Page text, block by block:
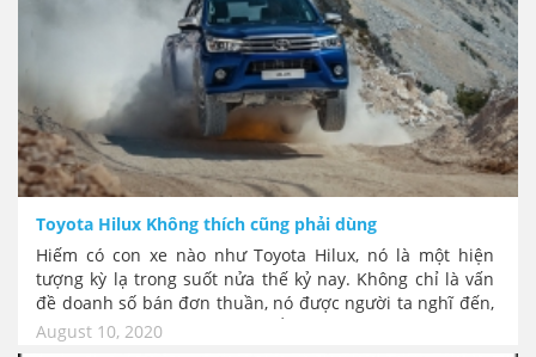
Toyota Hilux Không thích cũng phải dùng
Hiếm có con xe nào như Toyota Hilux, nó là một hiện
tượng kỳ lạ trong suốt nửa thế kỷ nay. Không chỉ là vấn
đề doanh số bán đơn thuần, nó được người ta nghĩ đến,
biết đến với khái niệm như kiểu “bất tử”, nhưng lại có vẻ
August 10, 2020